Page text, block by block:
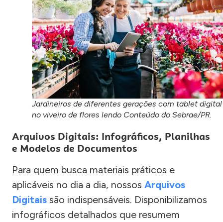
Jardineiros de diferentes gerações com tablet digital
no viveiro de flores lendo Conteúdo do Sebrae/PR.
Arquivos Digitais: Infográficos, Planilhas
e Modelos de Documentos
Para quem busca materiais práticos e
aplicáveis no dia a dia, nossos Arquivos
Digitais são indispensáveis. Disponibilizamos
infográficos detalhados que resumem